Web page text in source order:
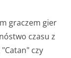
graczem gier
czasu z
czy